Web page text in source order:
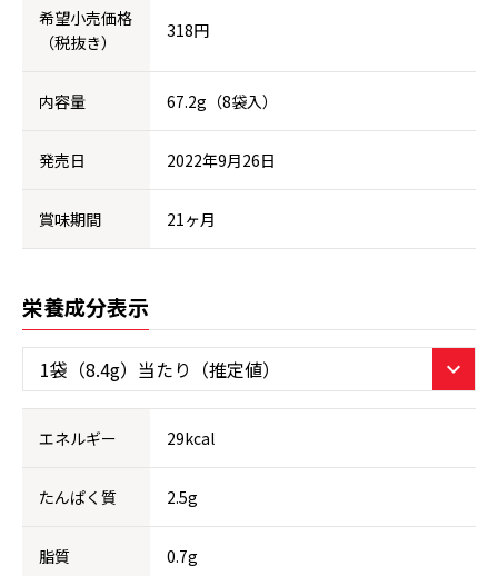
希望小売価格
（税抜き）
318円
内容量 67.2g（8袋入）
発売日 2022年9月26日
賞味期間 21ヶ月
栄養成分表示
エネルギー 29kcal
たんぱく質 2.5g
脂質 0.7g